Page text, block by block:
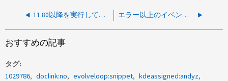
11.80以降を実行しているEシリーズアレイでCLIを使用してボリュームパリティエラーを確認／修復する方法 エラー以上のイベントのみをsyslogサーバに送信するようにEシリーズを設定する方法
おすすめの記事
タグ
1029786
doclink:no evolveloop:snippet
kdeassigned:andyz